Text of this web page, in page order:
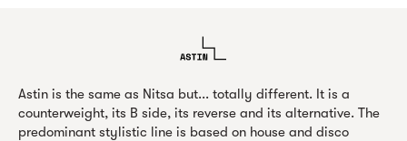
Astin is the same as Nitsa but... totally different. It is a
counterweight, its B side, its reverse and its alternative. The
predominant stylistic line is based on house and disco